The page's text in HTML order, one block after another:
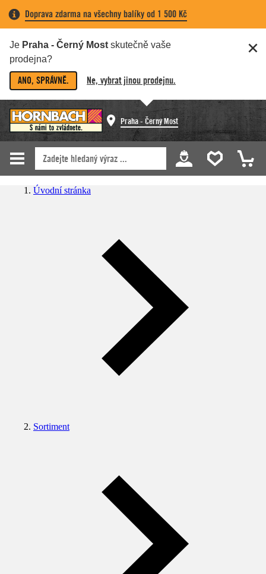
Doprava zdarma na všechny balíky od 1 500 Kč
Je Praha - Černý Most skutečně vaše
prodejna?
ANO, SPRÁVNĚ. Ne, vybrat jinou prodejnu.
Praha - Černý Most
Úvodní stránka
Sortiment